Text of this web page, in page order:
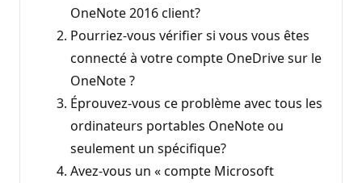
OneNote 2016 client?
Pourriez-vous vérifier si vous vous êtes
connecté à votre compte OneDrive sur le
OneNote ?
Éprouvez-vous ce problème avec tous les
ordinateurs portables OneNote ou
seulement un spécifique?
Avez-vous un « compte Microsoft